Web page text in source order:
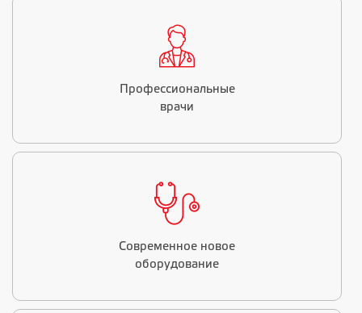
Профессиональные
врачи
Современное новое
оборудование